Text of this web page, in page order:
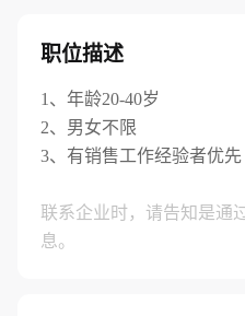
职位描述
1、年龄20-40岁
2、男女不限
3、有销售工作经验者优先
联系企业时，请告知是通
息。